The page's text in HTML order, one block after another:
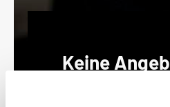
Keine